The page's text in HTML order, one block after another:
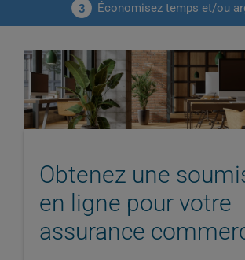
3 Économisez temps et/ou
Obtenez une
en ligne pour votre
assurance